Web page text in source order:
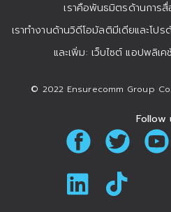
เราคือพันธมิตรด้านการ
เราทำงานด้านวิดีโอมัลติมีเดียและโป
และเพิ่ม: เว็บไซต์ แอปพลิเค
© 2022 Ensurecomm Group
Follow